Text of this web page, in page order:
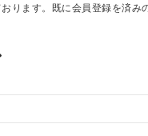
ります。既に会員登録を済み